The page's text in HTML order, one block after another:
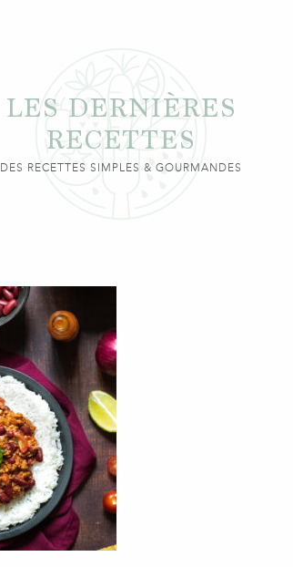
LES DERNIÈRES
RECETTES
DES RECETTES SIMPLES & GOURMANDES